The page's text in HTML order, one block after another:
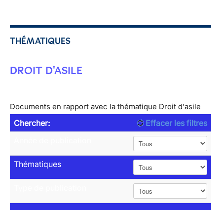
THÉMATIQUES
DROIT D'ASILE
Documents en rapport avec la thématique Droit d'asile
Chercher:
Effacer les filtres
Thématiques